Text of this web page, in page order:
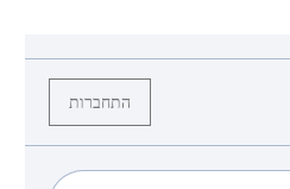
התחברות